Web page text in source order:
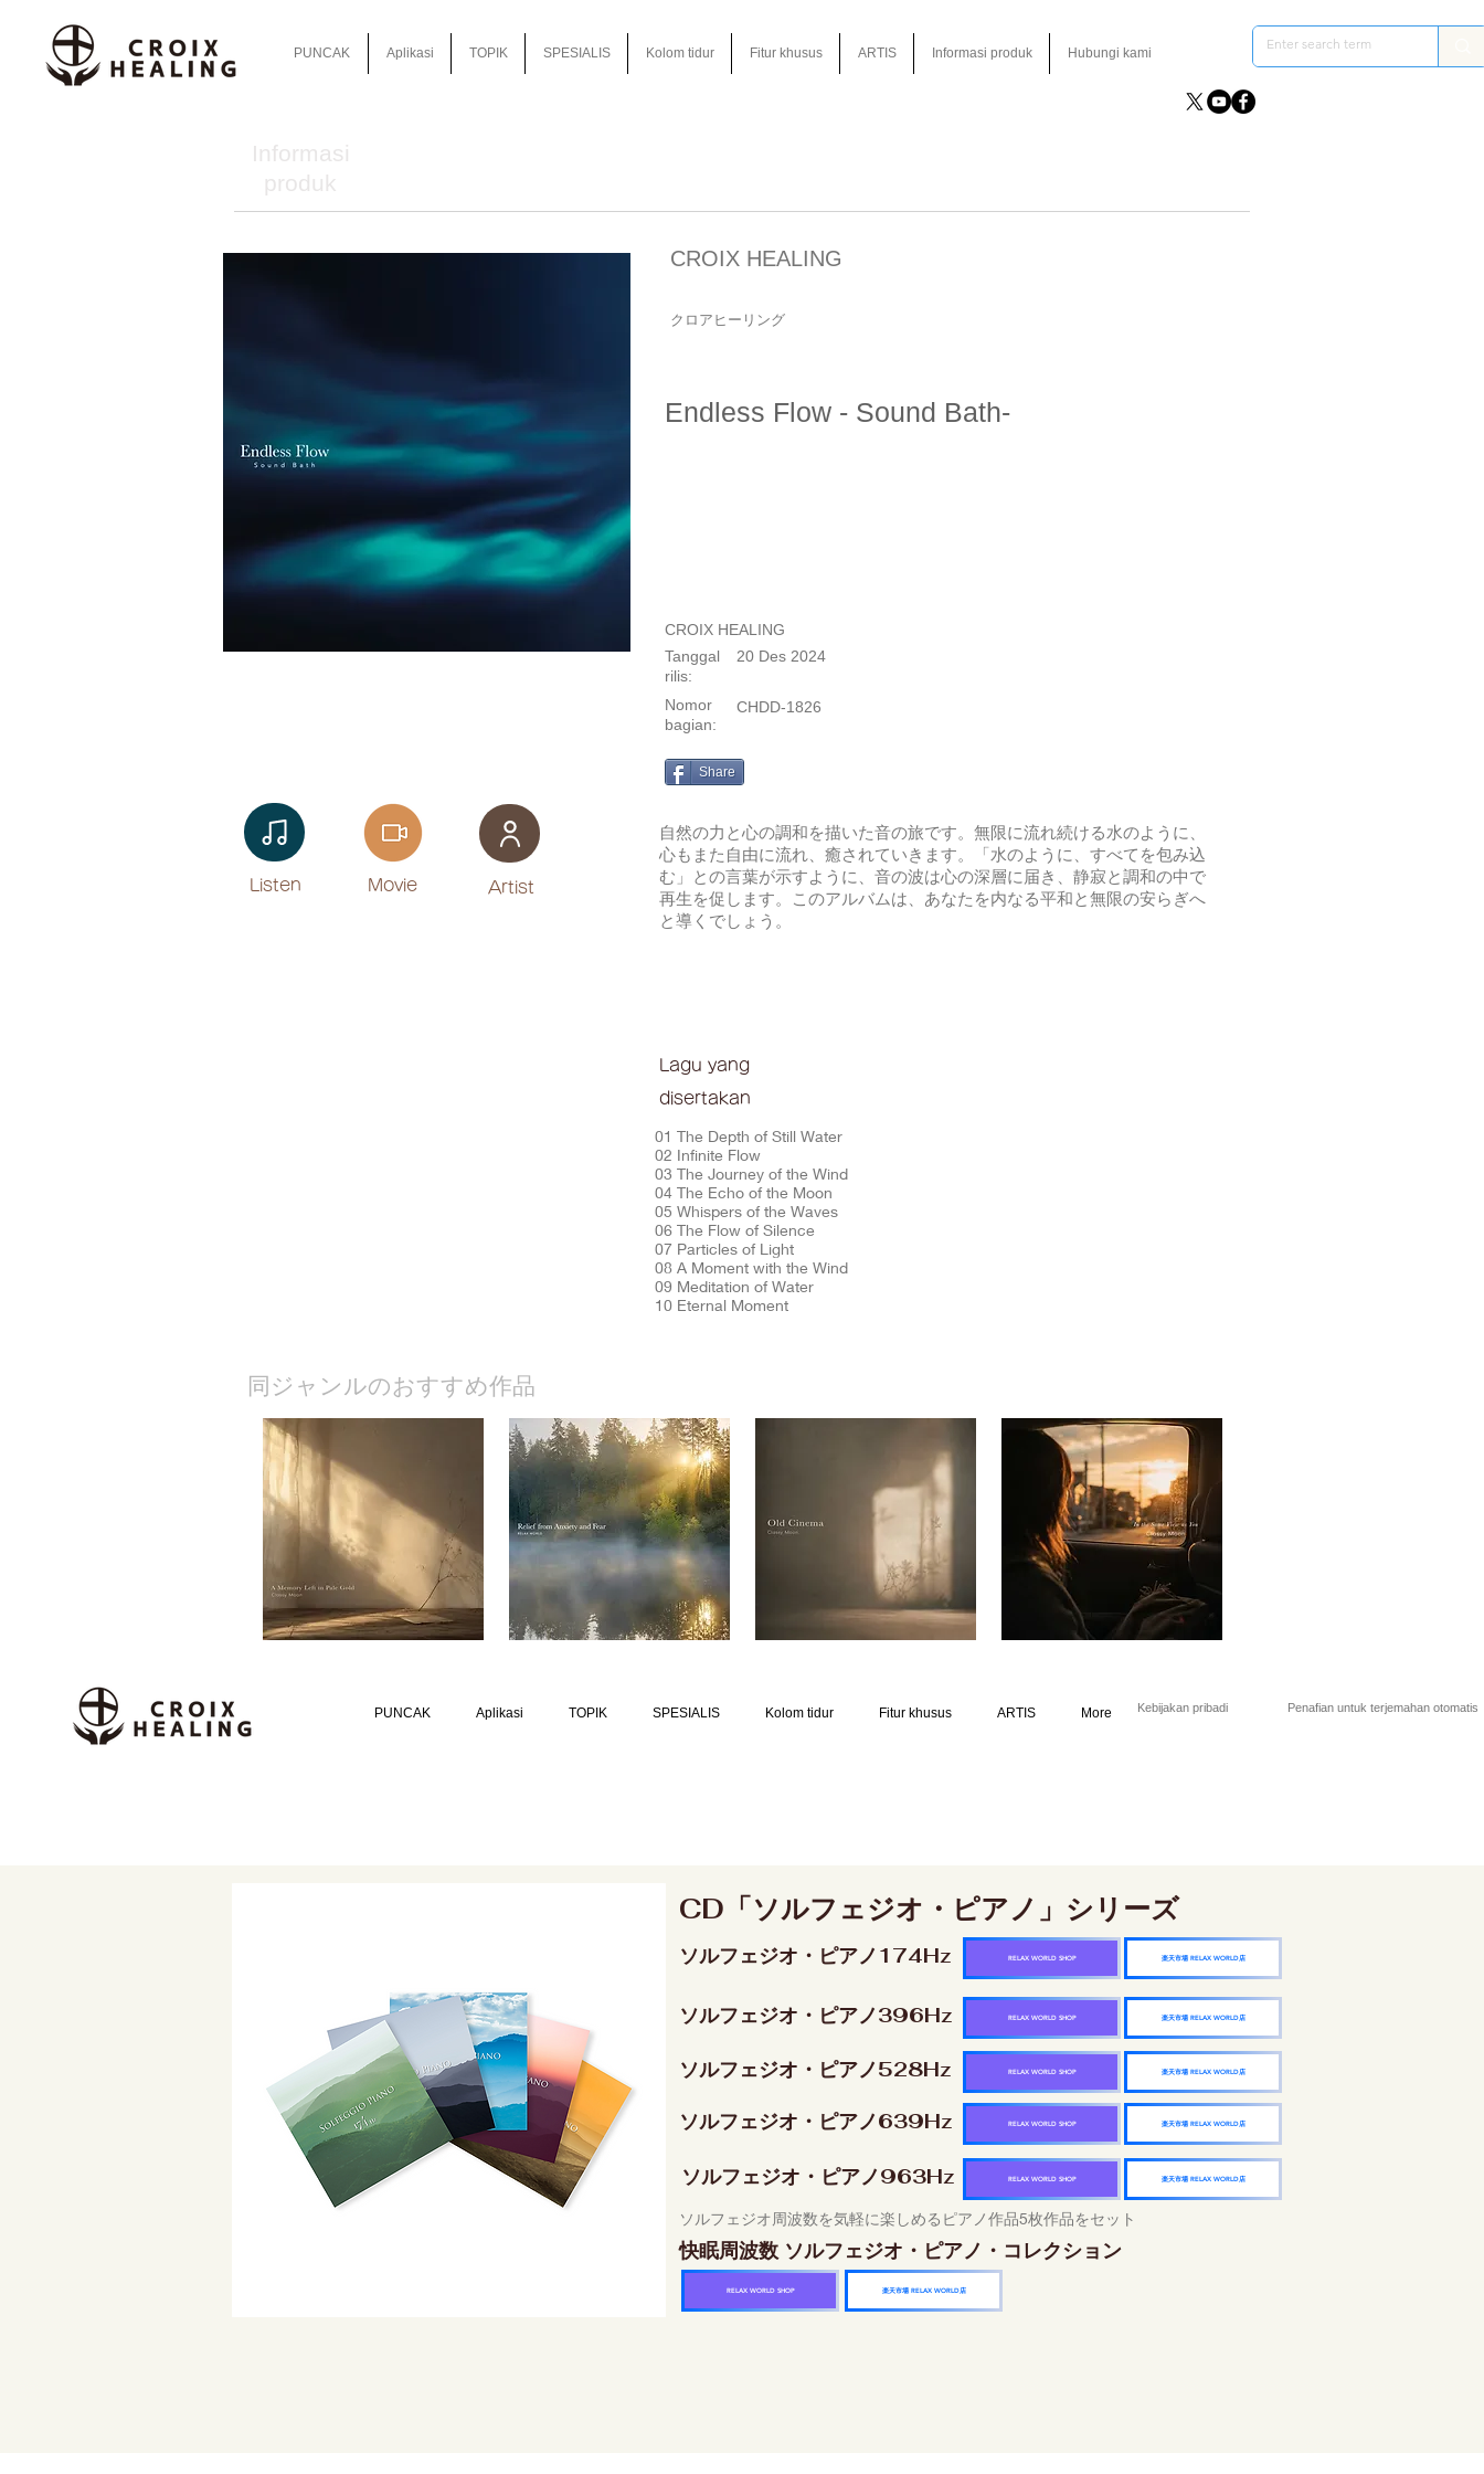
PUNCAK Aplikasi TOPIK SPESIALIS Kolom tidur Fitur khusus ARTIS Informasi produk Hubungi kami
Informasi
produk
Listen​ Movie ​Artist
CROIX HEALING
クロアヒーリング
Endless Flow - Sound Bath-
CROIX HEALING
20 Des 2024
Tanggal
rilis:
Nomor
bagian:
CHDD-1826
Share
自然の力と心の調和を描いた音の旅です。無限に流れ続ける水のように、
心もまた自由に流れ、癒されていきます。「水のように、すべてを包み込
む」との言葉が示すように、音の波は心の深層に届き、静寂と調和の中で
再生を促します。このアルバムは、あなたを内なる平和と無限の安らぎへ
と導くでしょう。
Lagu yang
disertakan
01 The Depth of Still Water
02 Infinite Flow
03 The Journey of the Wind
04 The Echo of the Moon
05 Whispers of the Waves
06 The Flow of Silence
07 Particles of Light
08 A Moment with the Wind
09 Meditation of Water
10 Eternal Moment
​同ジャンルのおすすめ作品
PUNCAK Aplikasi TOPIK SPESIALIS Kolom tidur Fitur khusus ARTIS More Kebijakan pribadi Penafian untuk terjemahan otomatis
CD「ソルフェジオ・ピアノ」シリーズ
ソルフェジオ・ピアノ174Hz 楽天市場 RELAX WORLD店
RELAX WORLD SHOP
ソルフェジオ・ピアノ396Hz 楽天市場 RELAX WORLD店
RELAX WORLD SHOP
ソルフェジオ・ピアノ528Hz 楽天市場 RELAX WORLD店
RELAX WORLD SHOP
ソルフェジオ・ピアノ639Hz 楽天市場 RELAX WORLD店
RELAX WORLD SHOP
ソルフェジオ・ピアノ963Hz 楽天市場 RELAX WORLD店
RELAX WORLD SHOP
ソルフェジオ周波数を気軽に楽しめるピアノ作品5枚作品をセット
快眠周波数 ソルフェジオ・ピアノ・コレクション
RELAX WORLD SHOP 楽天市場 RELAX WORLD店